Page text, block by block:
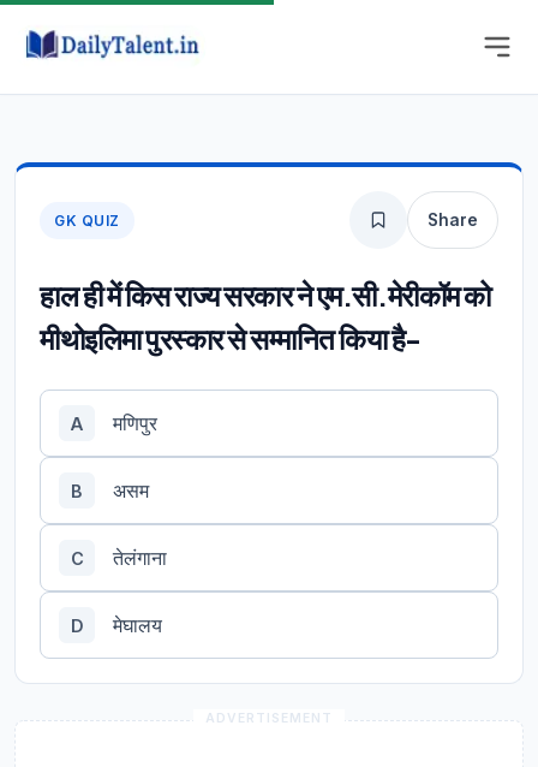
GK QUIZ Share
हाल ही में किस राज्य सरकार ने एम.सी.मेरीकॉम को
मीथोइलिमा पुरस्कार से सम्मानित किया है-
A मणिपुर
B असम
C तेलंगाना
D मेघालय